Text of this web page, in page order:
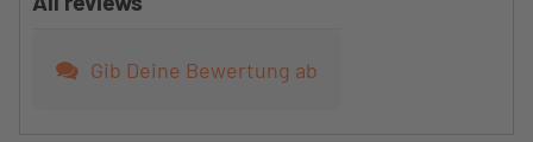
Gib Deine Bewertung ab